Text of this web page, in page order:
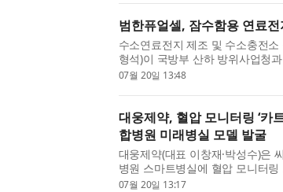
범한퓨얼셀, 잠수함용 연료
수소연료전지 제조 및 수소충전
형석)이 국방부 산하 방위사업청
급 계약을 체결했다고 20일 공시
07월 20일 13:48
대웅제약, 혈압 모니터링 ‘카
합병원 미래병실 모델 발굴
대웅제약(대표 이창재·박성수)은
병원 스마트병실에 혈압 모니터
모니터링 시스템 ‘씽크(thynC)’를
07월 20일 13:17